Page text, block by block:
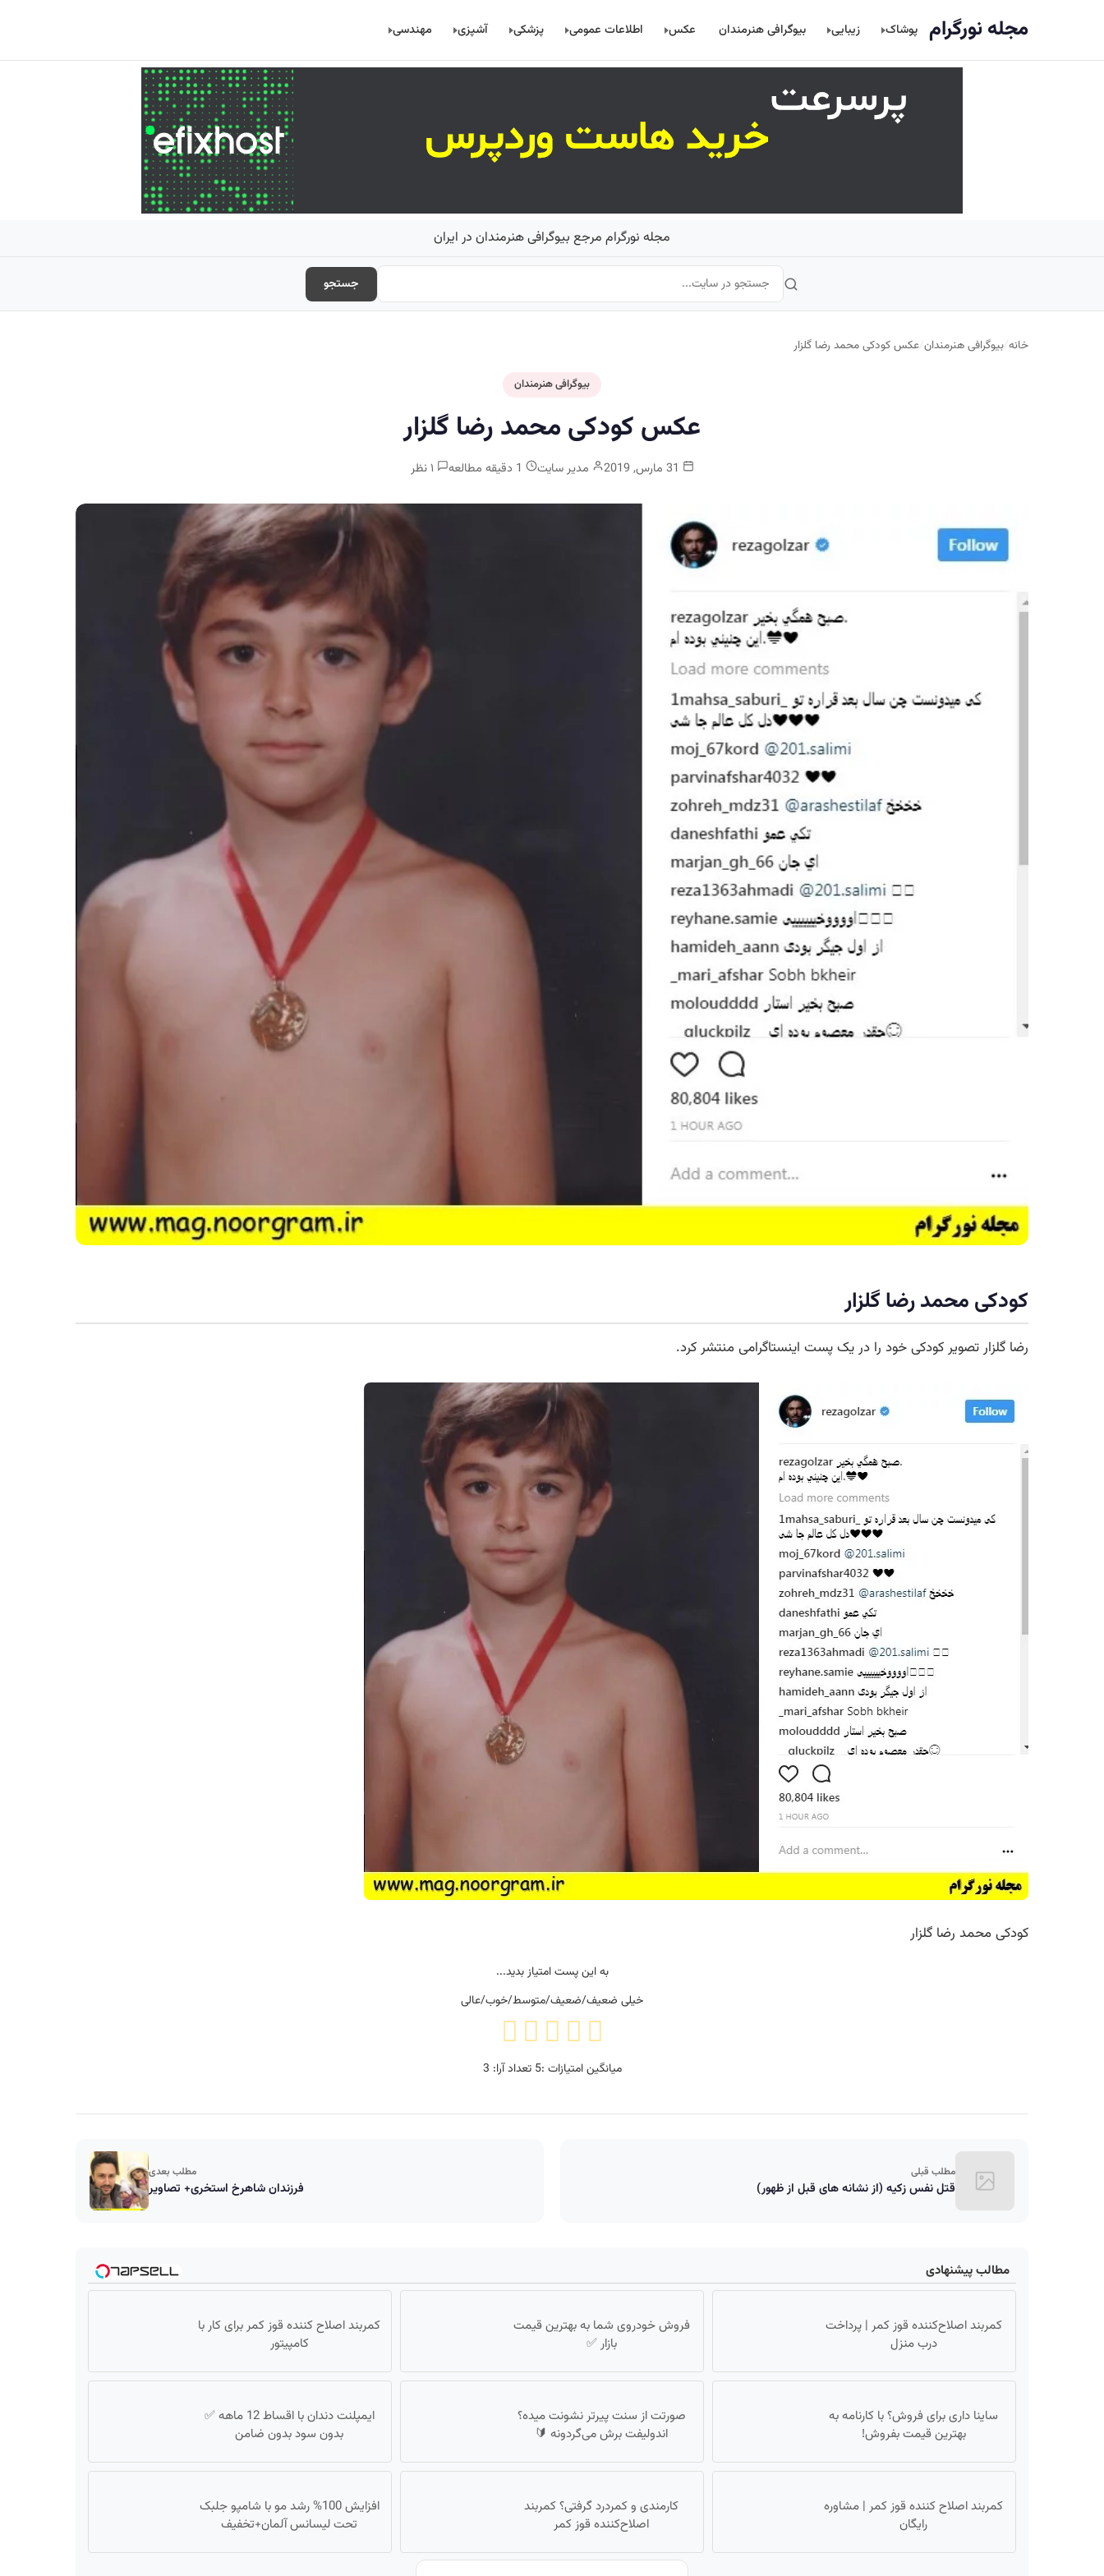
مجله نورگرام پوشاک زیبایی بیوگرافی هنرمندان عکس اطلاعات عمومی پزشکی آشپزی مهندسی
مجله نورگرام مرجع بیوگرافی هنرمندان در ایران
جستجو
خانه/بیوگرافی هنرمندان/عکس کودکی محمد رضا گلزار
بیوگرافی هنرمندان
عکس کودکی محمد رضا گلزار
مدیر سایت
کودکی محمد رضا گلزار
رضا گلزار تصویر کودکی خود را در یک پست اینستاگرامی منتشر کرد.
کودکی محمد رضا گلزار
به این پست امتیاز بدید...
خیلی ضعیف/ضعیف/متوسط/خوب/عالی
میانگین امتیازات :5 تعداد آرا: 3
مطلب قبلی
قتل نفس زکیه (از نشانه های قبل از ظهور)
مطلب بعدی
فرزندان شاهرخ استخری+ تصاویر
مطالب پیشنهادی
کمربند اصلاح‌کننده قوز کمر | پرداخت
درب منزل
فروش خودروی شما به بهترین قیمت
بازار ✅
کمربند اصلاح کننده قوز کمر برای کار با
کامپیتور
ساینا داری برای فروش؟ با کارنامه به
بهترین قیمت بفروش!
صورتت از سنت پیرتر نشونت میده؟
اندولیفت برش می‌گردونه 🔰
ایمپلنت دندان با اقساط 12 ماهه ✅
بدون سود بدون ضامن
کمربند اصلاح کننده قوز کمر | مشاوره
رایگان
کارمندی و کمردرد گرفتی؟ کمربند
اصلاح‌کننده قوز کمر
افزایش 100% رشد مو با شامپو جلبک
تحت لیسانس آلمان+تخفیف